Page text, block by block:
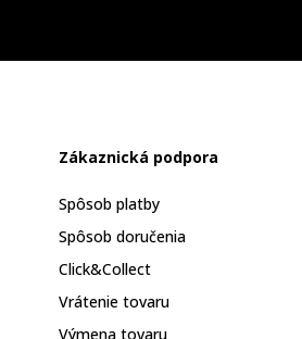
Zákaznická podpora
Spôsob platby
Spôsob doručenia
Click&Collect
Vrátenie tovaru
Výmena tovaru